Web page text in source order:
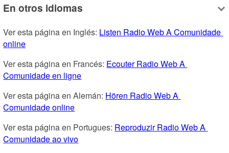
En otros idiomas
Ver esta página en Inglés: Listen Radio Web A Comunidade
online
Ver esta página en Francés: Ecouter Radio Web A
Comunidade en ligne
Ver esta página en Alemán: Hören Radio Web A
Comunidade online
Ver esta página en Portugues: Reproduzir Radio Web A
Comunidade ao vivo